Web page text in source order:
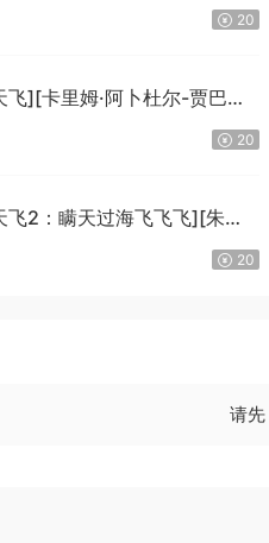
20
][卡里姆·阿卜杜尔-贾巴尔/
英字幕][MKV/8.64GiB]
20
2：瞒天过海飞飞飞][朱莉·
幻][中文字幕]
20
请先